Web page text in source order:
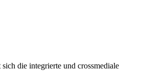
die integrierte und crossmediale